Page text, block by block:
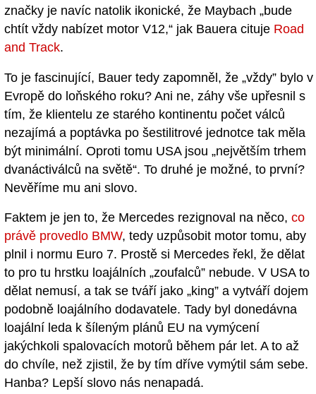
značky je navíc natolik ikonické, že Maybach „bude
chtít vždy nabízet motor V12,“ jak Bauera cituje Road
and Track.
To je fascinující, Bauer tedy zapomněl, že „vždy” bylo v
Evropě do loňského roku? Ani ne, záhy vše upřesnil s
tím, že klientelu ze starého kontinentu počet válců
nezajímá a poptávka po šestilitrové jednotce tak měla
být minimální. Oproti tomu USA jsou „největším trhem
dvanáctiválců na světě“. To druhé je možné, to první?
Nevěříme mu ani slovo.
Faktem je jen to, že Mercedes rezignoval na něco, co
právě provedlo BMW, tedy uzpůsobit motor tomu, aby
plnil i normu Euro 7. Prostě si Mercedes řekl, že dělat
to pro tu hrstku loajálních „zoufalců” nebude. V USA to
dělat nemusí, a tak se tváří jako „king” a vytváří dojem
podobně loajálního dodavatele. Tady byl donedávna
loajální leda k šíleným plánů EU na vymýcení
jakýchkoli spalovacích motorů během pár let. A to až
do chvíle, než zjistil, že by tím dříve vymýtil sám sebe.
Hanba? Lepší slovo nás nenapadá.